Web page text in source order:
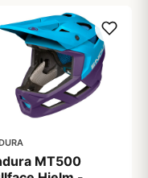
MT500